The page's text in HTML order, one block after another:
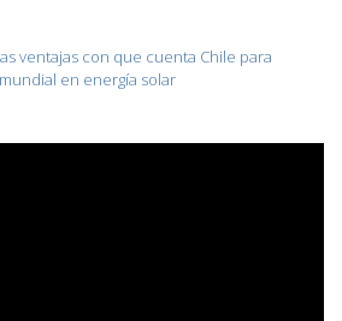
ventajas con que cuenta Chile para
en energía solar